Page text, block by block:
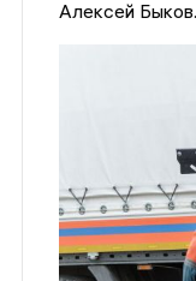
Алексей Быков.